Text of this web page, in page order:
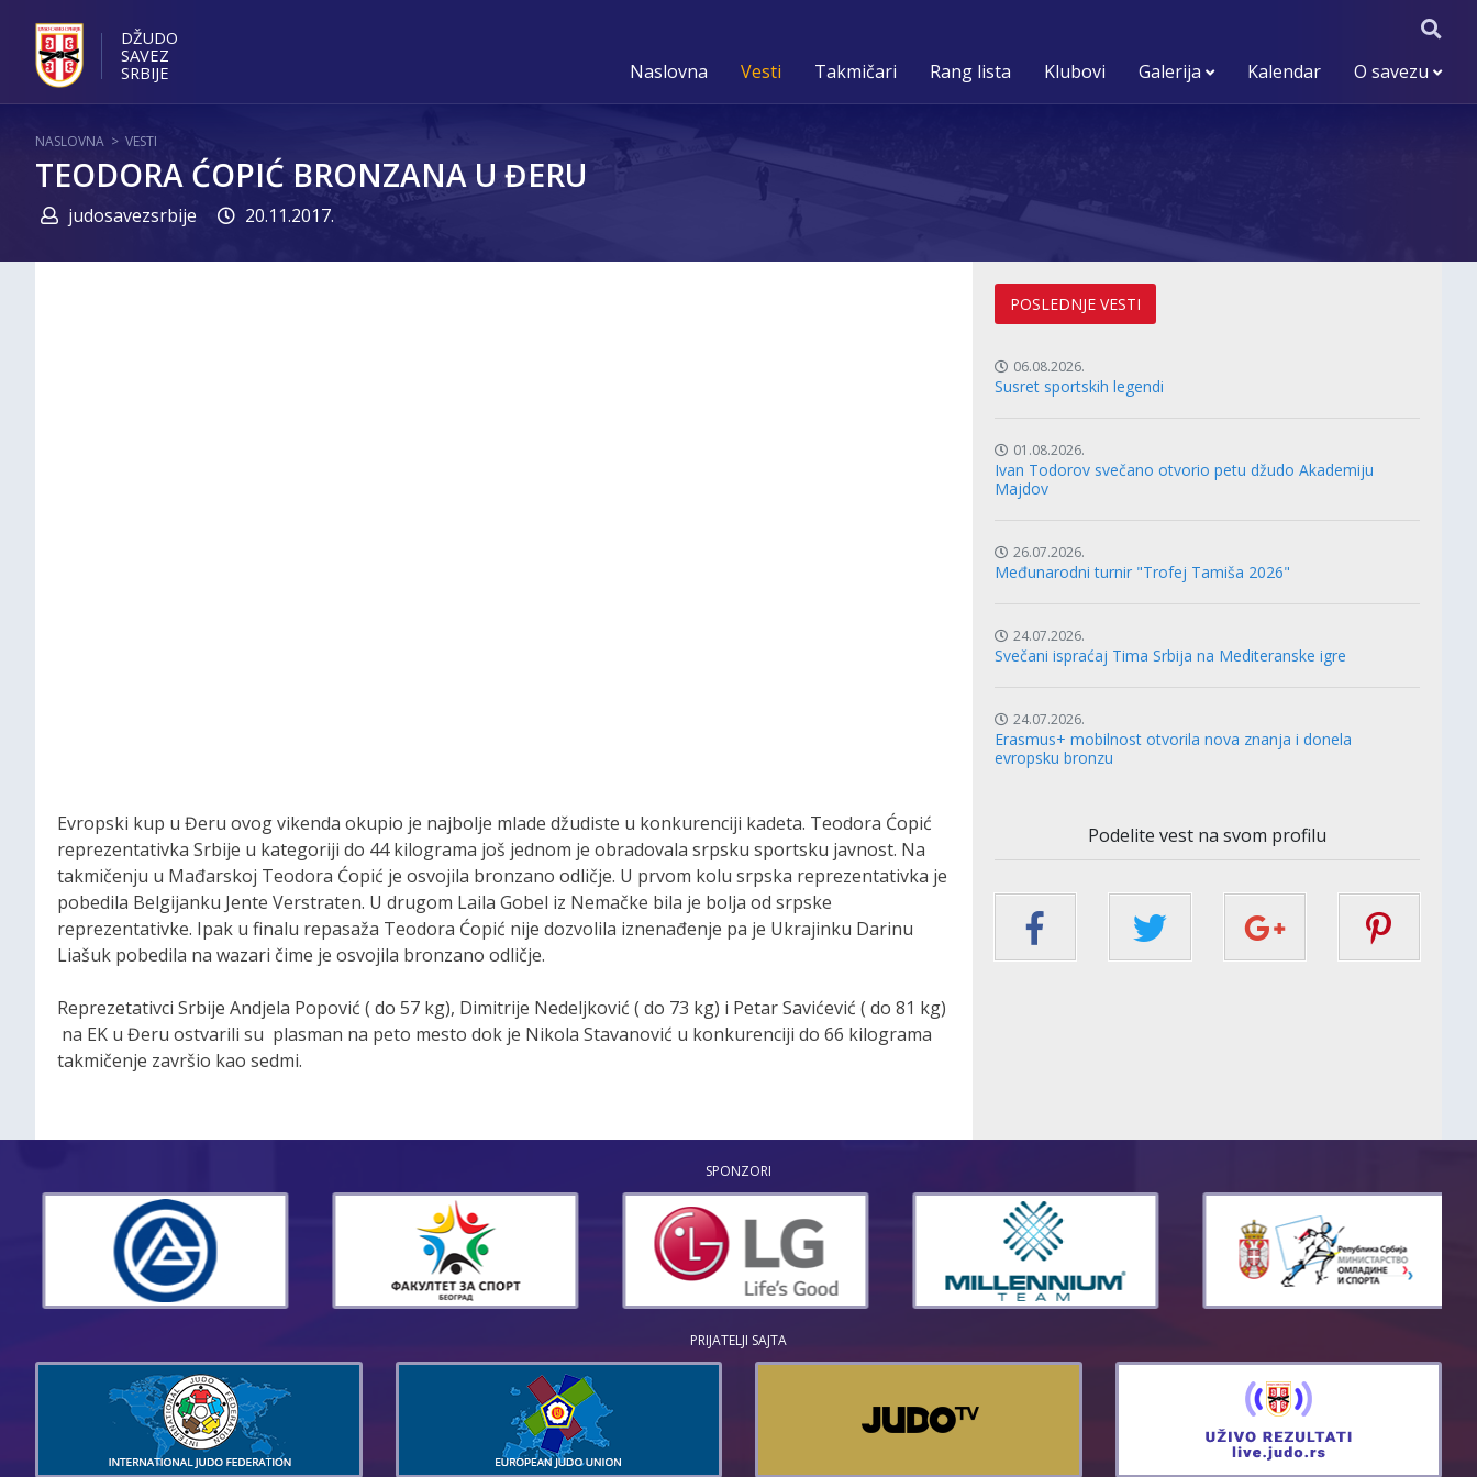
DŽUDO
SAVEZ
SRBIJE
Naslovna Vesti Takmičari Rang lista Klubovi Galerija Kalendar O savezu
NASLOVNA > VESTI
TEODORA ĆOPIĆ BRONZANA U ĐERU
judosavezsrbije 20.11.2017.
Evropski kup u Đeru ovog vikenda okupio je najbolje mlade džudiste u konkurenciji kadeta. Teodora Ćopić
reprezentativka Srbije u kategoriji do 44 kilograma još jednom je obradovala srpsku sportsku javnost. Na
takmičenju u Mađarskoj Teodora Ćopić je osvojila bronzano odličje. U prvom kolu srpska reprezentativka je
pobedila Belgijanku Jente Verstraten. U drugom Laila Gobel iz Nemačke bila je bolja od srpske
reprezentativke. Ipak u finalu repasaža Teodora Ćopić nije dozvolila iznenađenje pa je Ukrajinku Darinu
Liašuk pobedila na wazari čime je osvojila bronzano odličje.
Reprezetativci Srbije Andjela Popović ( do 57 kg), Dimitrije Nedeljković ( do 73 kg) i Petar Savićević ( do 81 kg)
na EK u Đeru ostvarili su plasman na peto mesto dok je Nikola Stavanović u konkurenciji do 66 kilograma
takmičenje završio kao sedmi.
POSLEDNJE VESTI
06.08.2026.
Susret sportskih legendi
01.08.2026.
Ivan Todorov svečano otvorio petu džudo Akademiju
Majdov
26.07.2026.
Međunarodni turnir "Trofej Tamiša 2026"
24.07.2026.
Svečani ispraćaj Tima Srbija na Mediteranske igre
24.07.2026.
Erasmus+ mobilnost otvorila nova znanja i donela
evropsku bronzu
Podelite vest na svom profilu
SPONZORI
PRIJATELJI SAJTA